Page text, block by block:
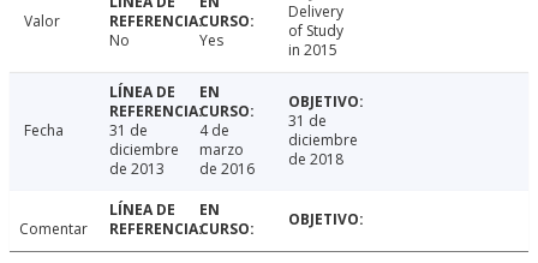
Valor
No
Yes
Delivery
of Study
in 2015
Fecha
31 de
diciembre
de 2013
4 de
marzo
de 2016
31 de
diciembre
de 2018
Comentar